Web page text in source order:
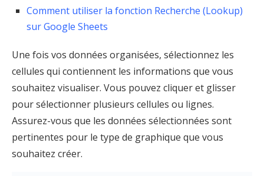
Comment utiliser la fonction Recherche (Lookup)
sur Google Sheets
Une fois vos données organisées, sélectionnez les
cellules qui contiennent les informations que vous
souhaitez visualiser. Vous pouvez cliquer et glisser
pour sélectionner plusieurs cellules ou lignes.
Assurez-vous que les données sélectionnées sont
pertinentes pour le type de graphique que vous
souhaitez créer.